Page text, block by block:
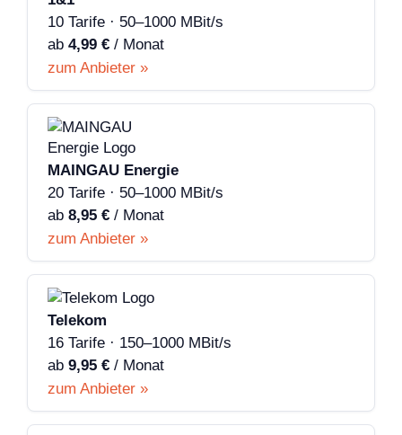
10 Tarife · 50–1000 MBit/s
ab 4,99 € / Monat
zum Anbieter »
MAINGAU Energie
20 Tarife · 50–1000 MBit/s
ab 8,95 € / Monat
zum Anbieter »
Telekom
16 Tarife · 150–1000 MBit/s
ab 9,95 € / Monat
zum Anbieter »